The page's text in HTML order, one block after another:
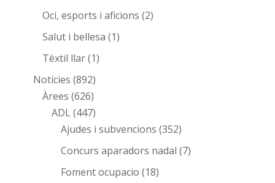
Oci, esports i aficions (2)
Salut i bellesa (1)
Tèxtil llar(1)
Notícies (892)
Àrees (626)
ADL(447)
Ajudes i subvencions (352)
Concurs aparadors nadal (7)
Foment ocupacio (18)